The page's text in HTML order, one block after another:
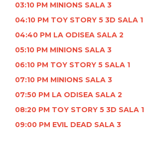
03:10 PM MINIONS SALA 3
04:10 PM TOY STORY 5 3D SALA 1
04:40 PM LA ODISEA SALA 2
05:10 PM MINIONS SALA 3
06:10 PM TOY STORY 5 SALA 1
07:10 PM MINIONS SALA 3
07:50 PM LA ODISEA SALA 2
08:20 PM TOY STORY 5 3D SALA 1
09:00 PM EVIL DEAD SALA 3